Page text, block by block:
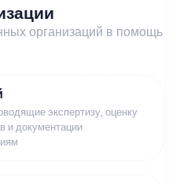
организаций в помощь
экспертизу, оценку
и документации